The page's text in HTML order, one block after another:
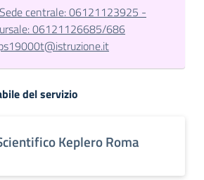
Sede centrale: 06121123925 -
06121126685/686
del servizio
Keplero Roma